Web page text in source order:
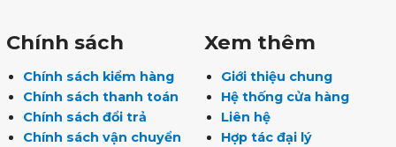
Chính sách
Chính sách kiểm hàng
Chính sách thanh toán
Chính sách đổi trả
Chính sách vận chuyển
Xem thêm
Giới thiệu chung
Hệ thống cửa hàng
Liên hệ
Hợp tác đại lý